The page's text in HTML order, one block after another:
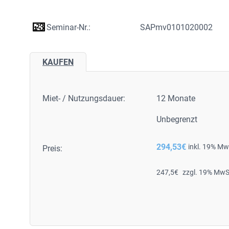
Seminar-Nr.: SAPmv0101020002
KAUFEN
Miet- / Nutzungsdauer: 12 Monate
Unbegrenzt
Preis: 294,53€ inkl. 19%
247,5€ zzgl. 19%